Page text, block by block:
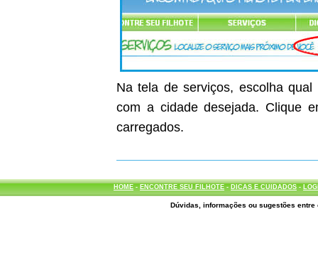
Na tela de serviços, escolha
com a cidade desejada. Clique
carregados.
HOME- ENCONTRE SEU FILHOTE- DICAS E CUIDADOS-
Dúvidas, informações ou sugestões